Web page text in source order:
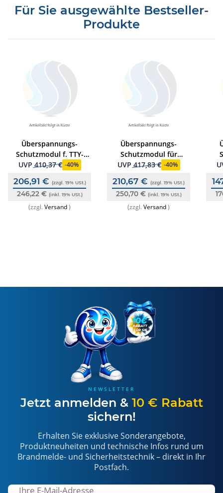
Für Sie ausgewählte Bestseller-
Produkte
Überspannungs-
Schutzmodul f. TTY-
Schnittstellen u.
UVP 410,37 € -40%
206,91 € (zzgl. 19% USt.)
246,22 € (inkl. 19% USt.)
(zzgl.Versand)
Überspannungs-
Schutzmodul für
Ringleitungen
UVP 417,83 € -40%
210,67 € (zzgl. 19% USt.)
250,70 € (inkl. 19% USt.)
(zzgl.Versand)
NEWSLETTER
Jetzt anmelden & 10 € Rabatt
sichern!
Erhalten Sie exklusive Sonderangebote,
Produktneuheiten und technische Infos rund um
Brandmelde- und Sicherheitstechnik – direkt in Ihr
Postfach.